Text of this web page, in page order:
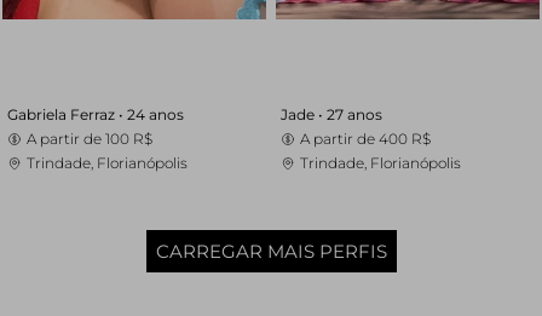
Gabriela Ferraz • 24 anos
A partir de 100 R$
Trindade, Florianópolis
Jade • 27 anos
A partir de 400 R$
Trindade, Florianópolis
CARREGAR MAIS PERFIS